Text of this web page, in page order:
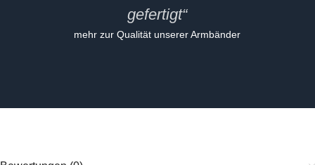
gefertigt“
mehr zur Qualität unserer Armbänder